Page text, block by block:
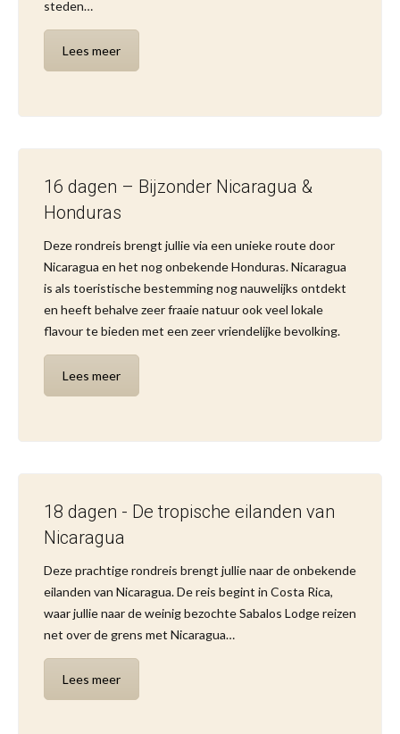
steden…
Lees meer
16 dagen – Bijzonder Nicaragua &
Honduras
Deze rondreis brengt jullie via een unieke route door
Nicaragua en het nog onbekende Honduras. Nicaragua
is als toeristische bestemming nog nauwelijks ontdekt
en heeft behalve zeer fraaie natuur ook veel lokale
flavour te bieden met een zeer vriendelijke bevolking.
Lees meer
18 dagen - De tropische eilanden van
Nicaragua
Deze prachtige rondreis brengt jullie naar de onbekende
eilanden van Nicaragua. De reis begint in Costa Rica,
waar jullie naar de weinig bezochte Sabalos Lodge reizen
net over de grens met Nicaragua…
Lees meer